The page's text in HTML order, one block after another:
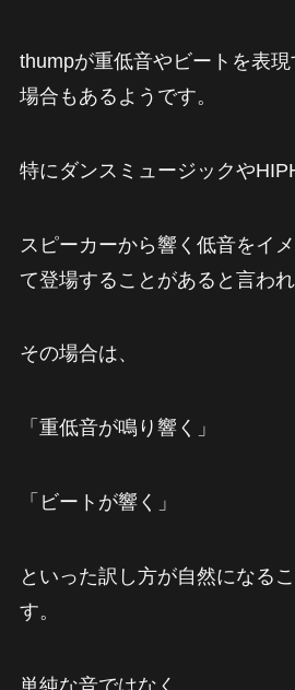
thumpが重低音やビートを表
場合もあるようです。
特にダンスミュージックや
スピーカーから響く低音をイ
て登場することがあると言われ
その場合は、
「重低音が鳴り響く」
「ビートが響く」
といった訳し方が自然になる
す。
単純な音ではなく、